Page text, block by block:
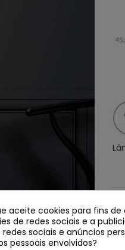
aceite cookies para fins de
de redes sociais e a
sociais e anúncios
pessoais envolvidos?